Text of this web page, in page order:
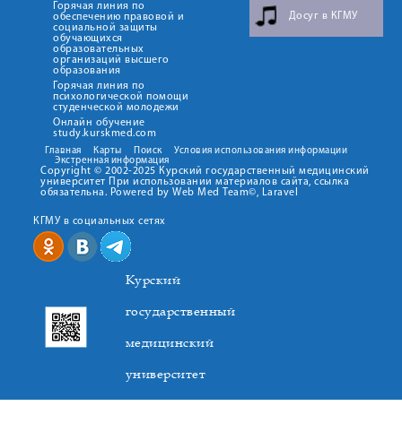
Горячая линия по
обеспечению правовой и
социальной защиты
обучающихся
образовательных
организаций высшего
образования
Горячая линия по
психологической помощи
студенческой молодежи
Онлайн обучение
study.kurskmed.com
Досуг в КГМУ
Главная Карты Поиск
Условия использования информации
Экстренная информация
Copyright © 2002-2025 Курский государственный медицинский
университет При использовании материалов сайта, ссылка
обязательна. Powered by Web Med Team©, Laravel
КГМУ в социальных сетях
Курский
государственный
медицинский
университет